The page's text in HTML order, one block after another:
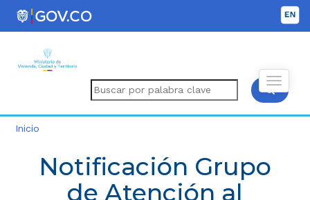
Inicio
Notificación Grupo
de Atención al